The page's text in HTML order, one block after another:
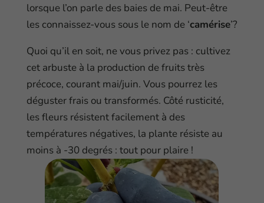
lorsque l’on parle des baies de mai. Peut-être
les connaissez-vous sous le nom de ‘camérise’?
Quoi qu’il en soit, ne vous privez pas : cultivez
cet arbuste à la production de fruits très
précoce, courant mai/juin. Vous pourrez les
déguster frais ou transformés. Côté rusticité,
les fleurs résistent facilement à des
températures négatives, la plante résiste au
moins à -30 degrés : tout pour plaire !